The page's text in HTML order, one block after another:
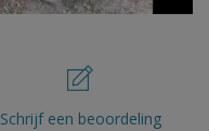
Schrijf een beoordeling